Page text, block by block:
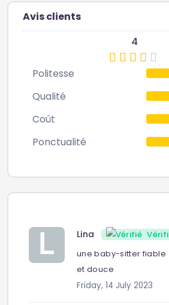
Avis clients
4
Politesse
Qualité
Coût
Ponctualité
Lina Vérifié
une baby-sitter fiable
et douce
Friday, 14 July 2023